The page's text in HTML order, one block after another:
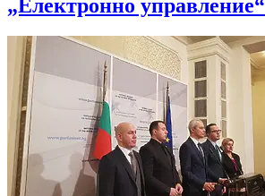
„Електронно управление“